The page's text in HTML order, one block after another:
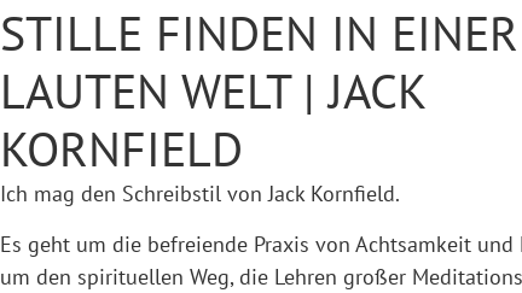
STILLE FINDEN IN EINER
LAUTEN WELT | JACK
KORNFIELD
Ich mag den Schreibstil von Jack Kornfield.
Es geht um die befreiende Praxis von Achtsamkeit
um den spirituellen Weg, die Lehren großer